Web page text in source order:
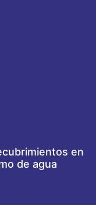
en
de agua